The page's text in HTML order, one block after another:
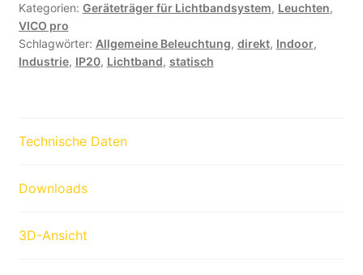
Kategorien: Geräteträger für Lichtbandsystem, Leuchten,
VICO pro
Schlagwörter: Allgemeine Beleuchtung, direkt, Indoor,
Industrie, IP20, Lichtband, statisch
Technische Daten
Downloads
3D-Ansicht